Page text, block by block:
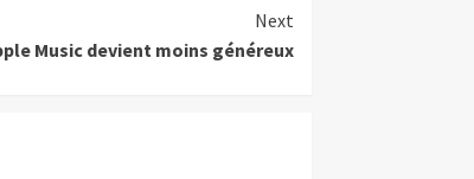
Next
Music devient moins généreux